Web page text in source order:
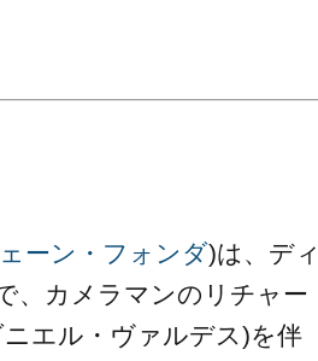
ーン・フォンダ)は、ディ
、カメラマンのリチャー
エル・ヴァルデス)を伴